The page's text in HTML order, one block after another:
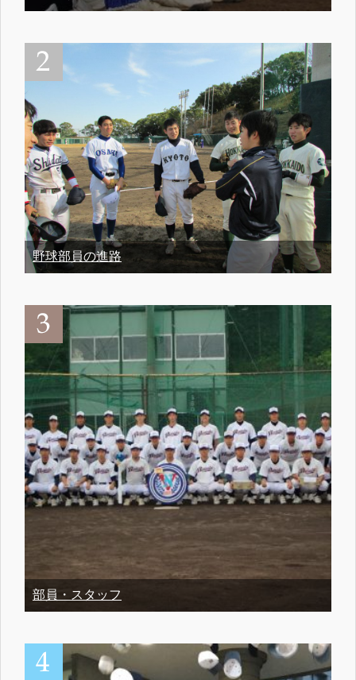
野球部員の進路
部員・スタッフ